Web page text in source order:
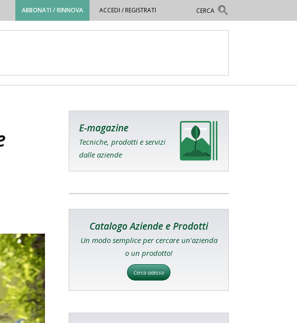
ABBONATI / RINNOVA ACCEDI / REGISTRATI
E-magazine
Tecniche, prodotti e servizi
dalle aziende
Catalogo Aziende e Prodotti
Un modo semplice per cercare un'azienda
o un prodotto!
Cerca adesso